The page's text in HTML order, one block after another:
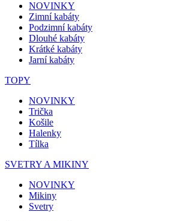
NOVINKY
Zimní kabáty
Podzimní kabáty
Dlouhé kabáty
Krátké kabáty
Jarní kabáty
TOPY
NOVINKY
Trička
Košile
Halenky
Tílka
SVETRY A MIKINY
NOVINKY
Mikiny
Svetry